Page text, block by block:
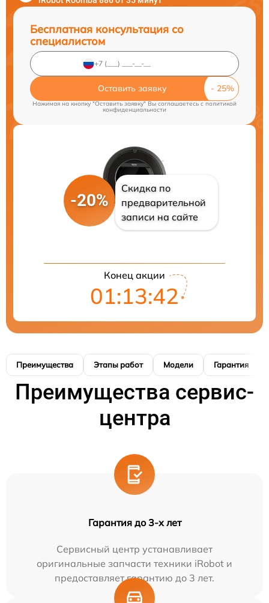
Бесплатная консультация со
специалистом
Оставить заявку
Нажимая на кнопку "Оставить заявку" Вы соглашаетесь cполитикой
конфиденциальности
-20%
Скидка по
предварительной
записи на сайте
Конец акции
01:13:41
Преимущества Этапы работ Модели Гарантия
Преимущества сервис-
центра
Гарантия до 3-х лет
Сервисный центр устанавливает
оригинальные запчасти техники iRobot и
предоставляет гарантию до 3 лет.